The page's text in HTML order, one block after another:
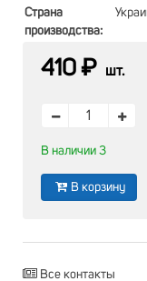
Страна
производства:
410 ₽ шт.
В наличии 3
В корзину
Все контакты